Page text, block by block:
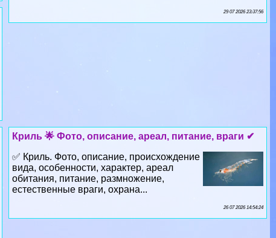
29 07 2026 23:37:56
Криль 🌟 Фото, описание, ареал, питание, враги ✔
✅ Криль. Фото, описание, происхождение
вида, особенности, хаpaктер, ареал
обитания, питание, размножение,
естественные враги, охрана...
26 07 2026 14:54:24